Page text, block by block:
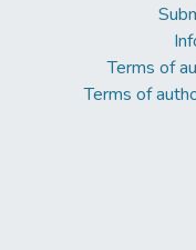
Terms of
Terms of